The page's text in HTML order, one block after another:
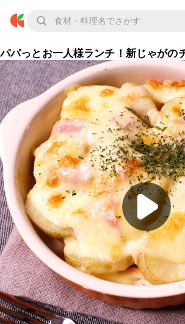
パパっとお一人様ランチ！新じゃがの